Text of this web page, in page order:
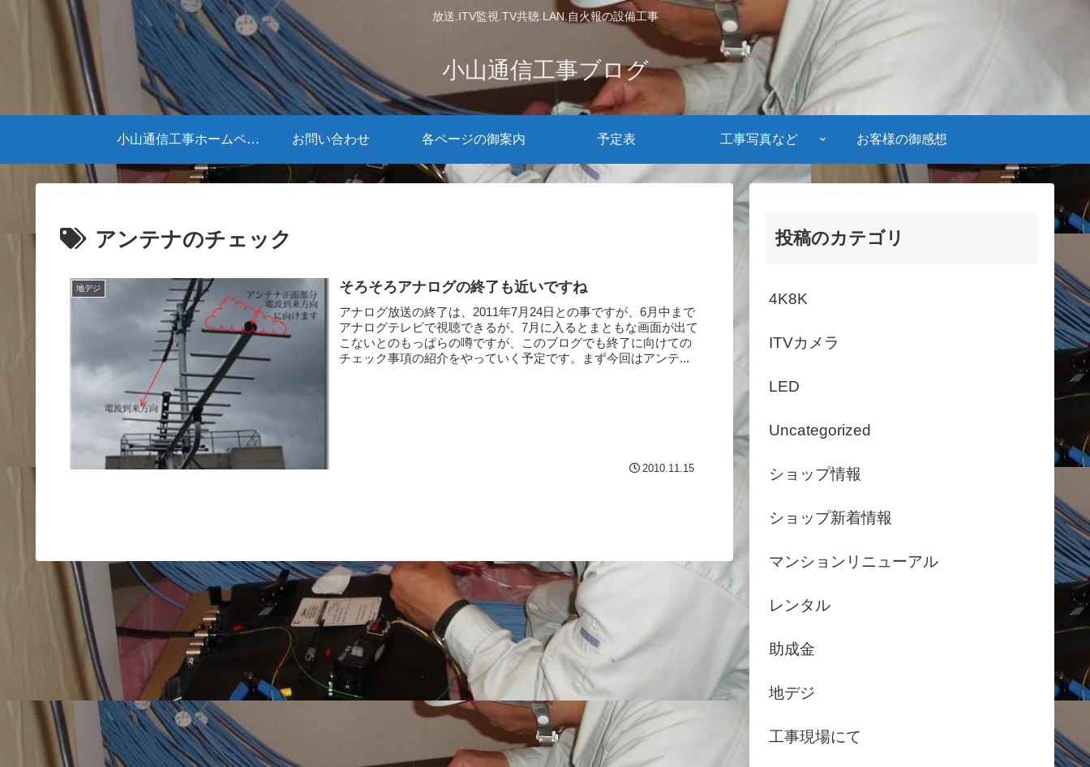
放送.ITV監視.TV共聴.LAN.自火報の設備工事
小山通信工事ブログ
小山通信工事ホームページ お問い合わせ 各ページの御案内 予定表 工事写真など お客様の御感想
アンテナのチェック
地デジ そろそろアナログの終了も近いですね
アナログ放送の終了は、2011年7月24日との事ですが、6月中まで
アナログテレビで視聴できるが、7月に入るとまともな画面が出て
こないとのもっぱらの噂ですが、このブログでも終了に向けての
チェック事項の紹介をやっていく予定です。まず今回はアンテ...
2010.11.15
投稿のカテゴリ
4K8K
ITVカメラ
LED
Uncategorized
ショップ情報
ショップ新着情報
マンションリニューアル
レンタル
助成金
地デジ
工事現場にて